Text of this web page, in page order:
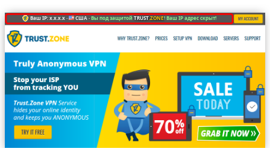
Ваш IP: x.x.x.x · США ·Вы под защитойTRUST.ZONE! Ваш IP адрес скрыт!